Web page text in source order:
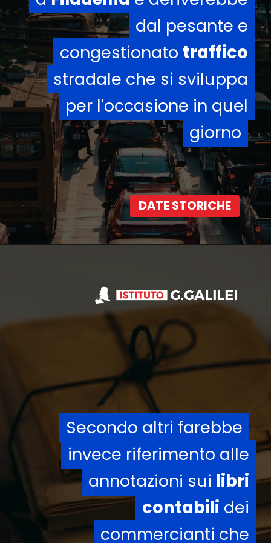
dal pesante e
congestionato traffico
stradale che si sviluppa
per l'occasione in quel
giorno
dal pesante e
congestionato traffico
stradale che si sviluppa
per l'occasione in quel
giorno
DATE STORICHE
Secondo altri farebbe
invece riferimento alle
annotazioni sui libri
contabili dei
commercianti che
Secondo altri farebbe
invece riferimento alle
annotazioni sui libri
contabili dei
commercianti che